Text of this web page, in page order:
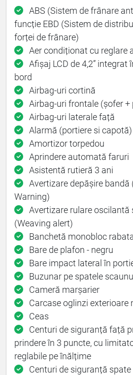
ABS (Sistem de frânare
funcție EBD (Sistem de
forței de frânare)
Aer condiționat cu reglare
Afișaj LCD de 4,2” integrat
bord
Airbag-uri cortină
Airbag-uri frontale (șofer +
Airbag-uri laterale față
Alarmă (portiere si capotă)
Amortizor torpedou
Aprindere automată faruri
Asistentă rutieră 3 ani
Avertizare depășire bandă
Warning)
Avertizare rulare oscilantă
(Weaving alert)
Banchetă monobloc
Bare de plafon - negru
Bare impact lateral în
Buzunar pe spatele
Cameră marșarier
Carcase oglinzi exterioare
Ceas
Centuri de siguranță față
prindere în 3 puncte, cu
reglabile pe înălțime
Centuri de siguranță spate